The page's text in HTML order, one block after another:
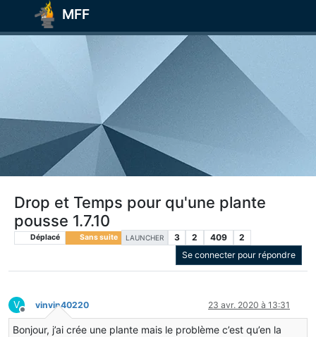
MFF
Drop et Temps pour qu'une plante
pousse 1.7.10
Déplacé Sans suite LAUNCHER 3 2 409
2
Se connecter pour répondre
V
Hors-ligne
vinvin40220 23 avr. 2020 à 13:31
Bonjour, j’ai crée une plante mais le problème c’est qu’en la